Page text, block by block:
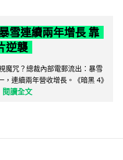
雪連續兩年增長 靠
逆襲
魔咒？總裁內部電郵流出：暴雪
連續兩年營收增長。《暗黑 4》
閱讀全文